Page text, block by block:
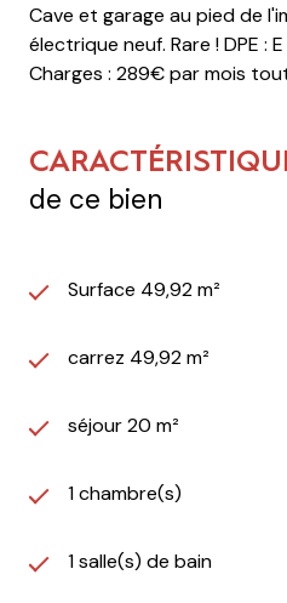
Cave et garage au pied de
électrique neuf. Rare ! DPE :
Charges : 289€ par mois
de ce bien
Surface 49,92 m²
carrez 49,92 m²
séjour 20 m²
1 chambre(s)
1 salle(s) de bain